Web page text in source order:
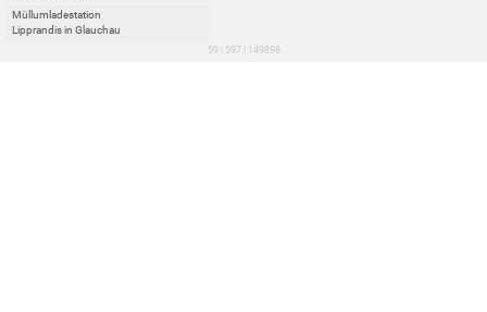
Müllumladestation
Lipprandis in Glauchau
59 | 597 | 149898